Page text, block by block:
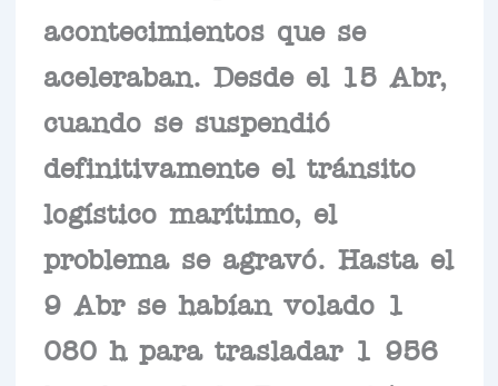
acontecimientos que se
aceleraban. Desde el 15 Abr,
cuando se suspendió
definitivamente el tránsito
logístico marítimo, el
problema se agravó. Hasta el
9 Abr se habían volado 1
080 h para trasladar 1 956